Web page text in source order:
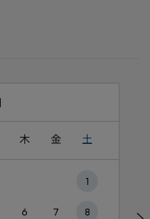
木 金 土
1
6 7 8